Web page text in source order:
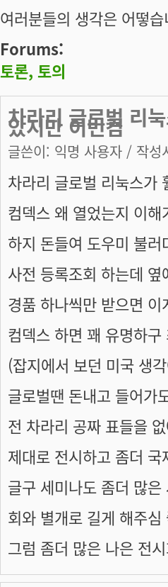
여러분들의 생각은 어떻
Forums:
토론, 토의
차라리 글로벌 리
았지만 이번컴
글쓴이: 익명 사용자 / 작성
차라리 글로벌 리눅스가
컴덱스 왜 열었는지 이
하지 돈들여 도우미 불
사전 등록조회 하는데
경품 하나씩만 받으면
컴덱스 하면 꽤 유명하
(잡지에서 보던 미국 생
글로벌땐 돈내고 들어가
전 차라리 공짜 표들을
제대로 전시하고 좀더
글구 세미나도 좀더 많
회와 별개로 길게 해주심
그럼 좀더 많은 나은 전